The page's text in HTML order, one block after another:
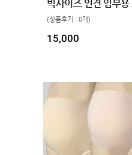
(상품후기 : 0개)
15,000